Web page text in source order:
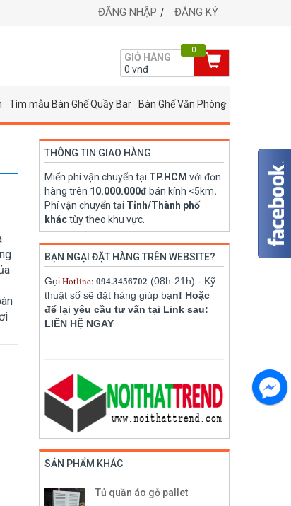
ĐĂNG NHẬP ĐĂNG KÝ
GIỎ HÀNG
0 vnđ
0
Tìm mẫu Bàn Ghế Quầy Bar Bàn Ghế Văn Phòng
THÔNG TIN GIAO HÀNG
Miển phí vận chuyển tại TP.HCM với đơn
hàng trên 10.000.000đ bán kính <5km.
Phí vận chuyển tại Tỉnh/Thành phố
kháctùy theo khu vực.
BẠN NGẠI ĐẶT HÀNG TRÊN WEBSITE?
GọiHotline: 094.3456702 (08h-21h) - Kỹ
thuật số sẽ đặt hàng giúp bạn! Hoặc
để lại yêu cầu tư vấn tại Link sau:
LIÊN HỆ NGAY
SẢN PHẨM KHÁC
Tủ quần áo gỗ pallet